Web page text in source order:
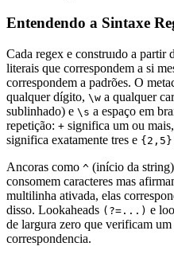
Entendendo a Sintaxe
Cada regex e construıdo a partir
literais que correspondem a si
correspondem a padrões. O
qualquer dígito, \w a qualquer
sublinhado) e \s a espaço em
repetição: + significa um ou mais,
significa exatamente tres e {2,5}
Ancoras como ^ (início da
consomem caracteres mas
multilinha ativada, elas
disso. Lookaheads (?=...) e
de largura zero que verificam um
correspondencia.